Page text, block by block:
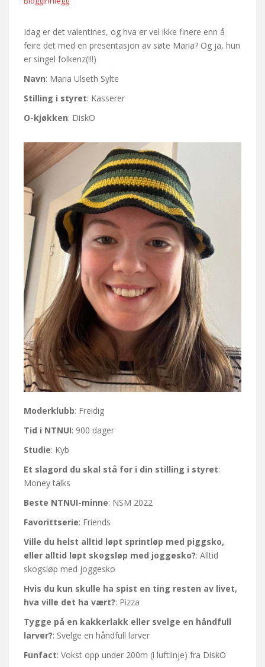
Idag er det valentines, og hva er vel ikke finere enn å
feire det med en presentasjon av søte Maria? Og ja, hun
er singel folkenz(!!!)
Navn: Maria Ulseth Sylte
Stilling i styret: Kasserer
O-kjøkken: DiskO
Moderklubb: Freidig
Tid i NTNUI: 900 dager
Studie: Kyb
Et slagord du skal stå for i din stilling i styret:
Money talks
Beste NTNUI-minne: NSM 2022
Favorittserie: Friends
Ville du helst alltid løpt sprintløp med piggsko,
eller alltid løpt skogsløp med joggesko?: Alltid
skogsløp med joggesko
Hvis du kun skulle ha spist en ting resten av livet,
hva ville det ha vært?: Pizza
Tygge på en kakkerlakk eller svelge en håndfull
larver?: Svelge en håndfull larver
Funfact: Vokst opp under 200m (i luftlinje) fra DiskO